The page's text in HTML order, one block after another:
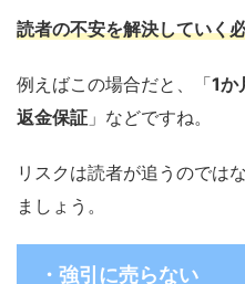
読者の不安を解決していく
例えばこの場合だと、「1か
返金保証 」などですね。
リスクは読者が追うのでは
ましょう。
・強引に売らない